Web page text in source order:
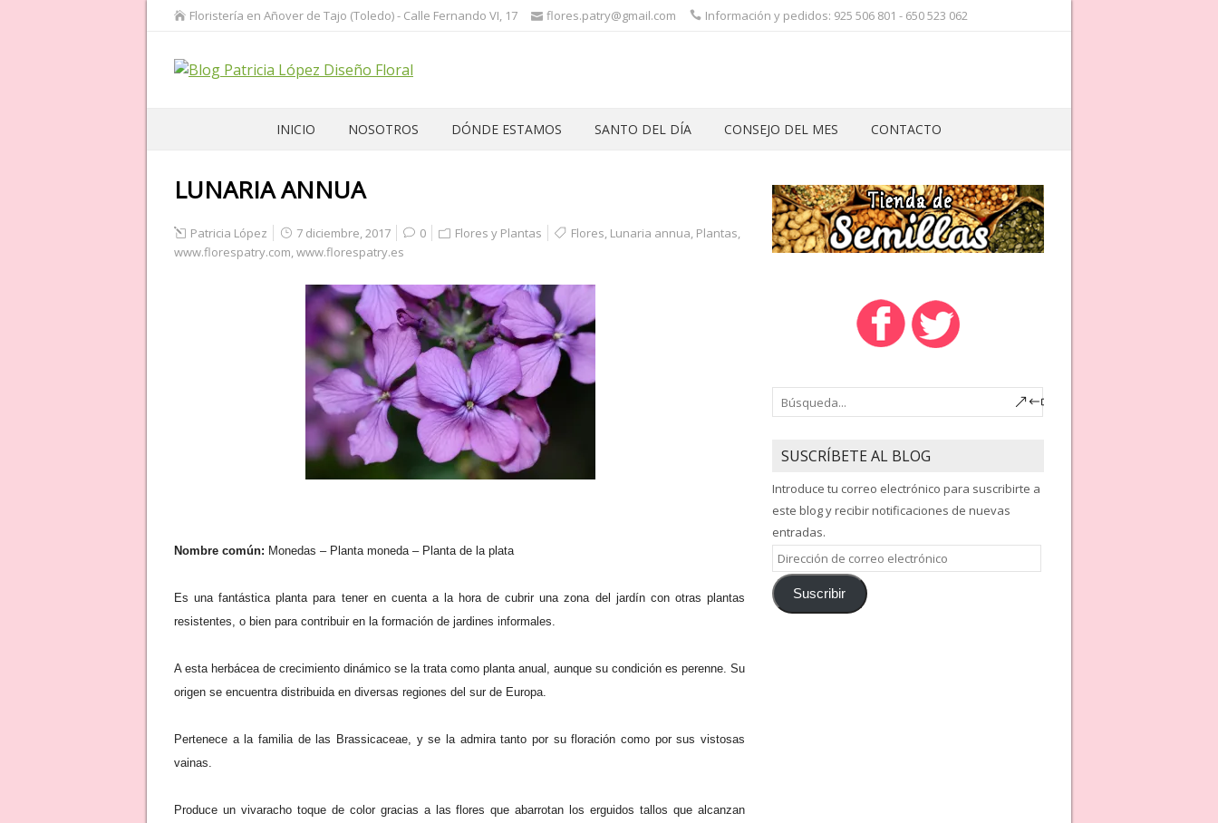
Floristería en Añover de Tajo (Toledo) - Calle Fernando VI, 17 flores.patry@gmail.com Información y pedidos: 925 506 801 - 650 523 062
INICIO NOSOTROS DÓNDE ESTAMOS SANTO DEL DÍA CONSEJO DEL MES CONTACTO
LUNARIA ANNUA
Patricia López 7 diciembre, 2017 0 Flores y Plantas Flores, Lunaria annua, Plantas,
www.florespatry.com,www.florespatry.es
Nombre común: Monedas – Planta moneda – Planta de la plata
Es una fantástica planta para tener en cuenta a la hora de cubrir una zona del jardín con otras plantas
resistentes, o bien para contribuir en la formación de jardines informales.
A esta herbácea de crecimiento dinámico se la trata como planta anual, aunque su condición es perenne. Su
origen se encuentra distribuida en diversas regiones del sur de Europa.
Pertenece a la familia de las Brassicaceae, y se la admira tanto por su floración como por sus vistosas
vainas.
Produce un vivaracho toque de color gracias a las flores que abarrotan los erguidos tallos que alcanzan
SUSCRÍBETE AL BLOG
Introduce tu correo electrónico para suscribirte a
este blog y recibir notificaciones de nuevas
entradas.
Dirección
de
correoSuscribir